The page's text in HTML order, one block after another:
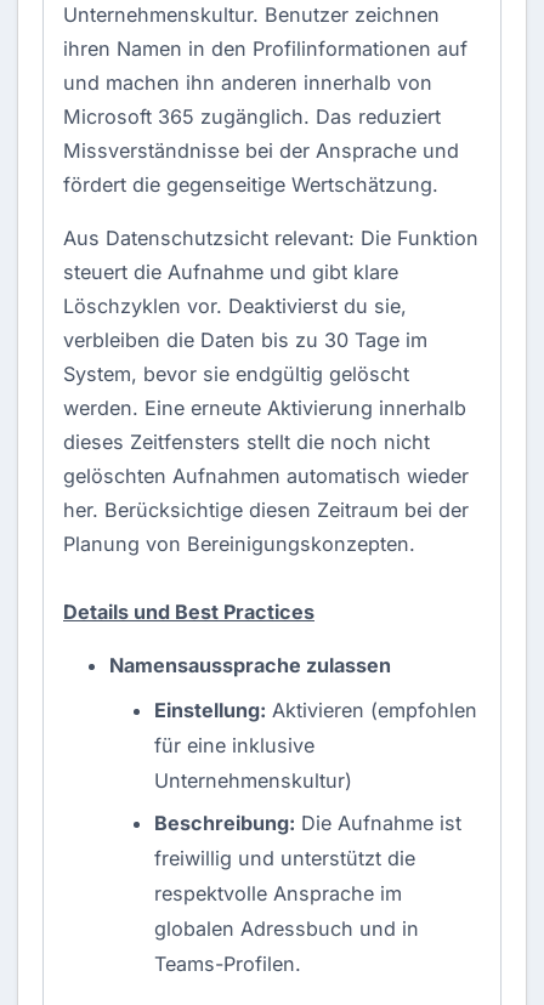
Unternehmenskultur. Benutzer zeichnen
ihren Namen in den Profilinformationen auf
und machen ihn anderen innerhalb von
Microsoft 365 zugänglich. Das reduziert
Missverständnisse bei der Ansprache und
fördert die gegenseitige Wertschätzung.
Aus Datenschutzsicht relevant: Die Funktion
steuert die Aufnahme und gibt klare
Löschzyklen vor. Deaktivierst du sie,
verbleiben die Daten bis zu 30 Tage im
System, bevor sie endgültig gelöscht
werden. Eine erneute Aktivierung innerhalb
dieses Zeitfensters stellt die noch nicht
gelöschten Aufnahmen automatisch wieder
her. Berücksichtige diesen Zeitraum bei der
Planung von Bereinigungskonzepten.
Details und Best Practices
Namensaussprache zulassen
Einstellung: Aktivieren (empfohlen
für eine inklusive
Unternehmenskultur)
Beschreibung: Die Aufnahme ist
freiwillig und unterstützt die
respektvolle Ansprache im
globalen Adressbuch und in
Teams-Profilen.